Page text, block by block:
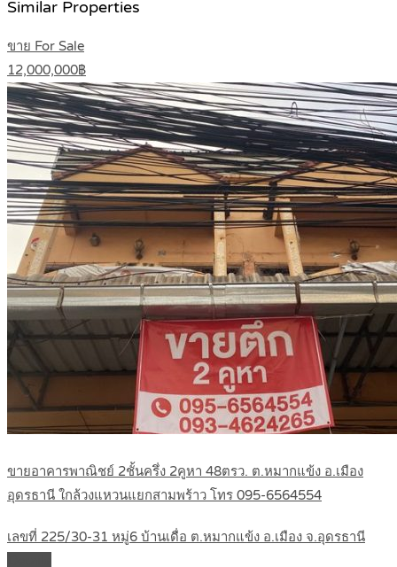
Similar Properties
ขาย For Sale
12,000,000฿
ขายอาคารพาณิชย์ 2ชั้นครึ่ง 2คูหา 48ตรว. ต.หมากแข้ง อ.เมือง
อุดรธานี ใกล้วงแหวนแยกสามพร้าว โทร 095-6564554
เลขที่ 225/30-31 หมู่6 บ้านเดื่อ ต.หมากแข้ง อ.เมือง จ.อุดรธานี